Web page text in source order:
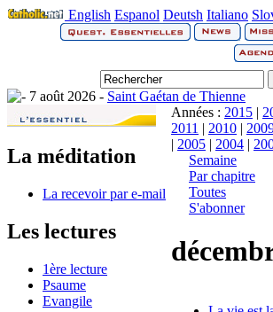
English Espanol Deutsh Italiano
7 août 2026 - Saint Gaétan de Thienne
La méditation
La recevoir par e-mail
Les lectures
1ère lecture
Psaume
Evangile
Années : 2015 |
2011 | 2010 |
| 2005 | 2004 |
Semaine
Par chapitre
Toutes
S'abonner